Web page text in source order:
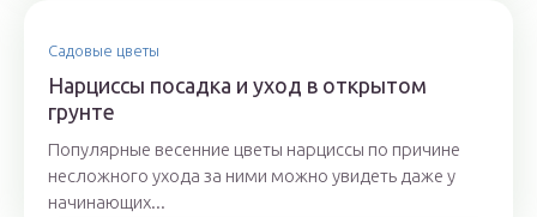
Садовые цветы
Нарциссы посадка и уход в открытом
грунте
Популярные весенние цветы нарциссы по причине
несложного ухода за ними можно увидеть даже у
начинающих...